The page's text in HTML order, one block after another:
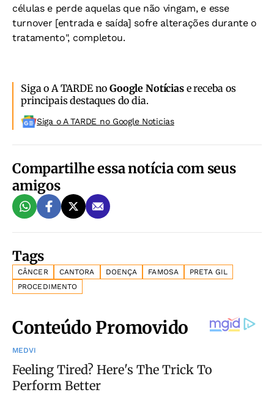
células e perde aquelas que não vingam, e esse
turnover [entrada e saída] sofre alterações durante o
tratamento", completou.
Siga o A TARDE noGoogle Notíciase receba os
principais destaques do dia.
Siga o A TARDE no Google Noticias
Compartilhe essa notícia com seus
amigos
Tags
CÂNCER CANTORA DOENÇA FAMOSA
PRETA GIL
PROCEDIMENTO